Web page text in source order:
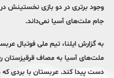
وجود برتری در دو بازی نخستینش
جام ملت‌های آسیا نمی‌داند.
به گزارش ایلنا، تیم ملی فوتبال
ملت‌های آسیا به مصاف قرقیزستان
دست پیدا کند. عربستان با بردی